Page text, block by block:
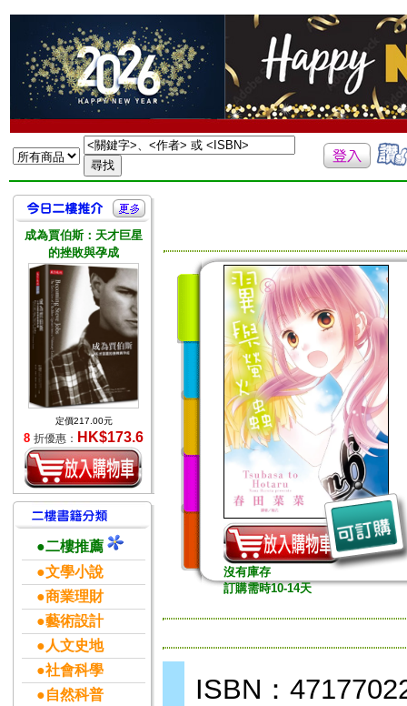
成為賈伯斯：天才巨星
的挫敗與孕成
定價217.00元
8 折優惠： HK$173.6
●二樓推薦
●文學小說
●商業理財
●藝術設計
●人文史地
●社會科學
●自然科普
沒有庫存
訂購需時10-14天
ISBN：